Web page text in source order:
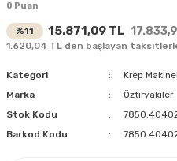
0 Puan
%11 15.871,09 TL
1.620,04 TL den başlayan
Kategori
Krep
Marka
Öztiryakiler
Stok Kodu
Barkod Kodu